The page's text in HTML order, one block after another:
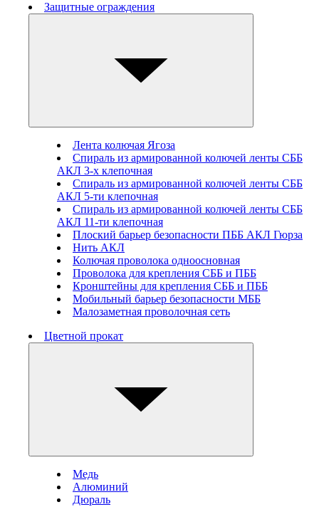
Защитные ограждения
Лента колючая Ягоза
Спираль из армированной колючей ленты СББ
АКЛ 3-х клепочная
Спираль из армированной колючей ленты СББ
АКЛ 5-ти клепочная
Спираль из армированной колючей ленты СББ
АКЛ 11-ти клепочная
Плоский барьер безопасности ПББ АКЛ Гюрза
Нить АКЛ
Колючая проволока одноосновная
Проволока для крепления СББ и ПББ
Кронштейны для крепления СББ и ПББ
Мобильный барьер безопасности МББ
Малозаметная проволочная сеть
Цветной прокат
Медь
Алюминий
Дюраль